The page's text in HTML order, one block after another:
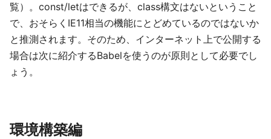
覧）。const/letはできるが、class構文はないということ
で、おそらくIE11相当の機能にとどめているのではないか
と推測されます。そのため、インターネット上で公開する
場合は次に紹介するBabelを使うのが原則として必要でし
ょう。
環境構築編